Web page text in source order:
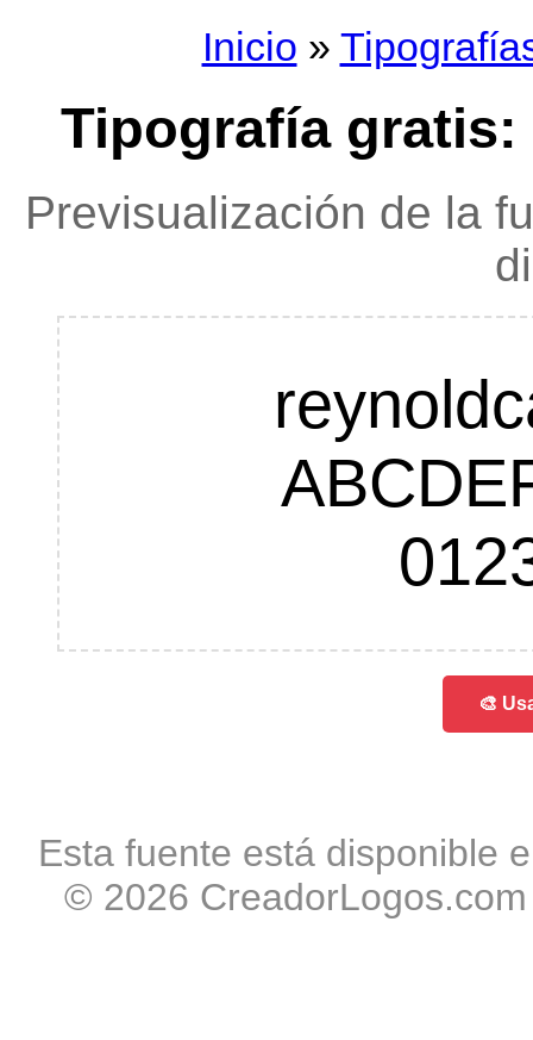
Inicio »
Tipografía
Previsualización de la
🎨
Esta fuente está disponible
© 2026